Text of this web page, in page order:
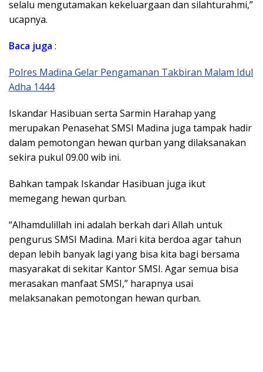
selalu mengutamakan kekeluargaan dan silahturahmi,”
ucapnya.
Baca juga :
Polres Madina Gelar Pengamanan Takbiran Malam Idul
Adha 1444
Iskandar Hasibuan serta Sarmin Harahap yang
merupakan Penasehat SMSI Madina juga tampak hadir
dalam pemotongan hewan qurban yang dilaksanakan
sekira pukul 09.00 wib ini.
Bahkan tampak Iskandar Hasibuan juga ikut
memegang hewan qurban.
“Alhamdulillah ini adalah berkah dari Allah untuk
pengurus SMSI Madina. Mari kita berdoa agar tahun
depan lebih banyak lagi yang bisa kita bagi bersama
masyarakat di sekitar Kantor SMSI. Agar semua bisa
merasakan manfaat SMSI,” harapnya usai
melaksanakan pemotongan hewan qurban.